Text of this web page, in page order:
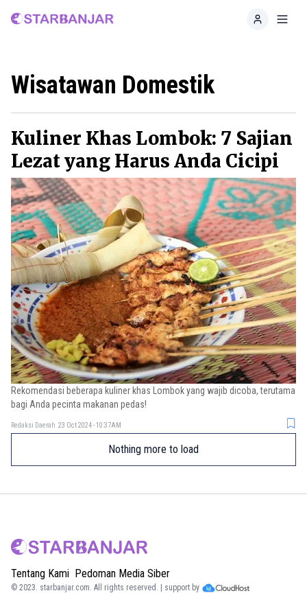
Home
Wisatawan Domestik
Kuliner Khas Lombok: 7 Sajian
Lezat yang Harus Anda Cicipi
Rekomendasi beberapa kuliner khas Lombok yang wajib dicoba, terutama
bagi Anda pecinta makanan pedas!
Redaksi Daerah 23 Oct 2024 - 10:37AM
Nothing more to load
Tentang Kami Pedoman Media Siber
© 2023. starbanjar.com. All rights reserved. | support by